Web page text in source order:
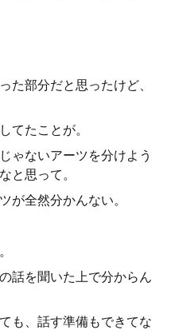
た部分だと思ったけど、
てたことが。
ゃないアーツを分けよう
と思って。
が全然分かんない。
話を聞いた上で分からん
も、話す準備もできてな